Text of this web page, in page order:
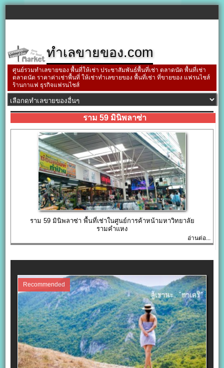
ทำเลขายของ.com
ศูนย์รวมทำเลขายของ พื้นที่ให้เช่า ประชาสัมพันธ์พื้นที่เช่า ตลาดนัด พื้นที่เช่า
ตลาดนัด ราคาค่าเช่าพื้นที่ ให้เช่าทำเลขายของ พื้นที่เช่า ที่ขายของ แฟรนไชส์
ร้านกาแฟ ธุรกิจแฟรนไชส์
ราม 59 มินิพลาซ่า
ราม 59 มินิพลาซ่า พื้นที่เช่าในศูนย์การค้าหน้ามหาวิทยาลัย
รามคำแหง
อ่านต่อ...
Recommended